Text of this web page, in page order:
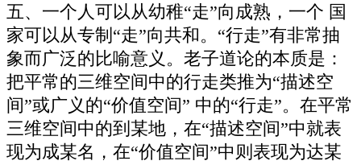
五、一个人可以从幼稚“走”向成熟，一个 国
家可以从专制“走”向共和。“行走”有非常抽
象而广泛的比喻意义。老子道论的本质是：
把平常的三维空间中的行走类推为“描述空
间”或广义的“价值空间” 中的“行走”。在平常
三维空间中的到某地，在“描述空间”中就表
现为成某名，在“价值空间”中则表现为达某